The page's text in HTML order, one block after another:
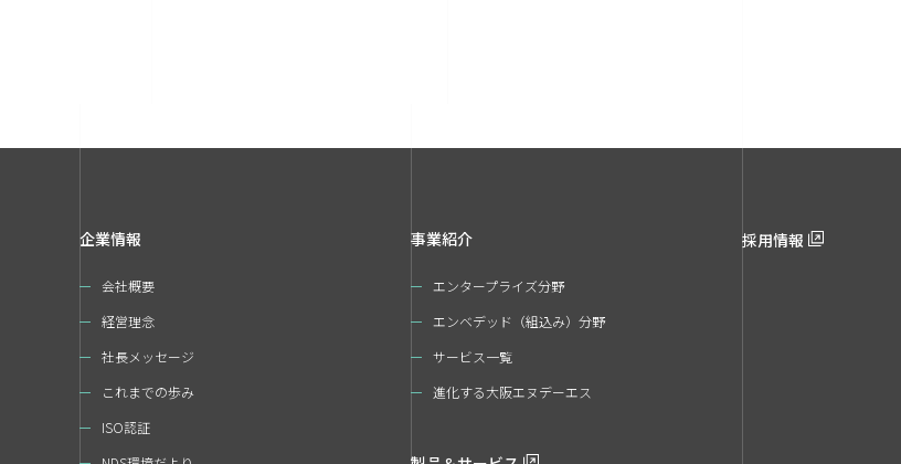
企業情報
会社概要
経営理念
社長メッセージ
これまでの歩み
ISO認証
事業紹介
エンタープライズ分野
エンベデッド（組込み）分野
サービス一覧
進化する大阪エヌデーエス
採用情報